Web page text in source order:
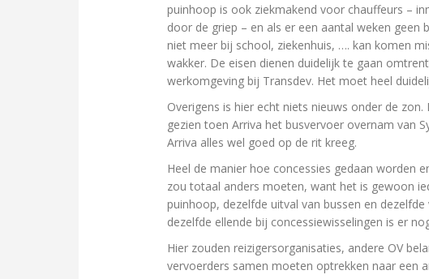
puinhoop is ook ziekmakend voor chauffeurs –
door de griep – en als er een aantal weken
niet meer bij school, ziekenhuis, …. kan komen
wakker. De eisen dienen duidelijk te gaan
werkomgeving bij Transdev. Het moet heel
Overigens is hier echt niets nieuws onder de
gezien toen Arriva het busvervoer overnam van
Arriva alles wel goed op de rit kreeg.
Heel de manier hoe concessies gedaan worden
zou totaal anders moeten, want het is gewoon
puinhoop, dezelfde uitval van bussen en
dezelfde ellende bij concessiewisselingen is er
Hier zouden reizigersorganisaties, andere OV
vervoerders samen moeten optrekken naar een